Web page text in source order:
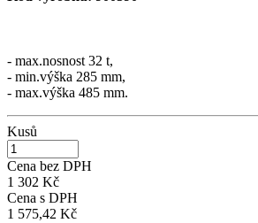
- max.nosnost 32 t,
- min.výška 285 mm,
- max.výška 485 mm.
Kusů
Cena bez DPH
1 302 Kč
Cena s DPH
1 575,42 Kč